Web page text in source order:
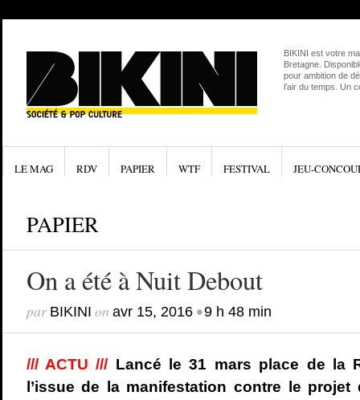
BIKINI est votre
Bretagne.
pour ambition de
l’air du temps. Un
LE MAG RDV PAPIER WTF FESTIVAL JEU-
PAPIER
On a été à Nuit Debout
par BIKINI on avr 15, 2016•9 h 48 min
/// ACTU /// Lancé le 31 mars place de la
l’issue de la manifestation contre le